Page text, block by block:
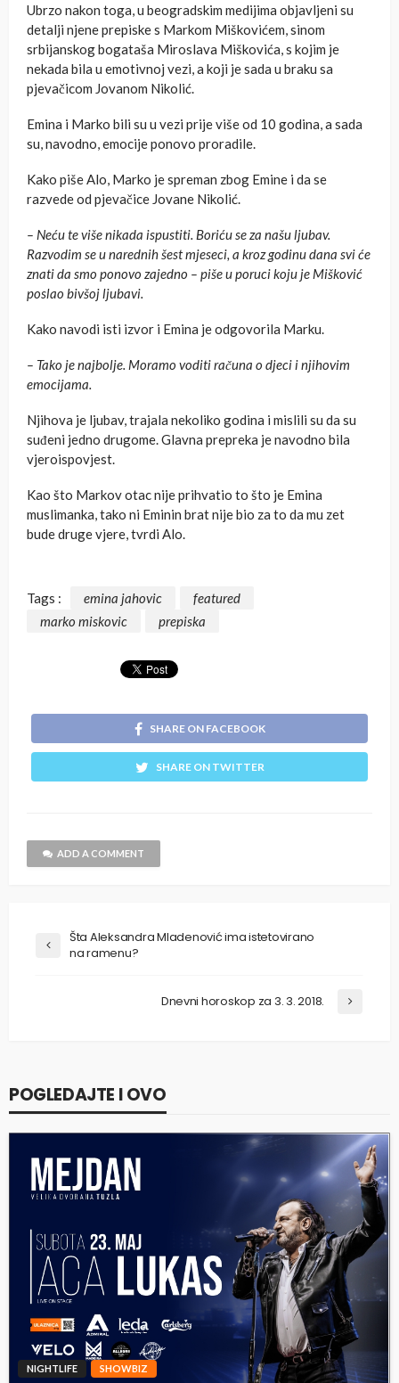
Ubrzo nakon toga, u beogradskim medijima objavljeni su
detalji njene prepiske s Markom Miškovićem, sinom
srbijanskog bogataša Miroslava Miškovića, s kojim je
nekada bila u emotivnoj vezi, a koji je sada u braku sa
pjevačicom Jovanom Nikolić.
Emina i Marko bili su u vezi prije više od 10 godina, a sada
su, navodno, emocije ponovo proradile.
Kako piše Alo, Marko je spreman zbog Emine i da se
razvede od pjevačice Jovane Nikolić.
– Neću te više nikada ispustiti. Boriću se za našu ljubav.
Razvodim se u narednih šest mjeseci, a kroz godinu dana svi će
znati da smo ponovo zajedno – piše u poruci koju je Mišković
poslao bivšoj ljubavi.
Kako navodi isti izvor i Emina je odgovorila Marku.
– Tako je najbolje. Moramo voditi računa o djeci i njihovim
emocijama.
Njihova je ljubav, trajala nekoliko godina i mislili su da su
suđeni jedno drugome. Glavna prepreka je navodno bila
vjeroispovjest.
Kao što Markov otac nije prihvatio to što je Emina
muslimanka, tako ni Eminin brat nije bio za to da mu zet
bude druge vjere, tvrdi Alo.
Tags : emina jahovic
featured
marko miskovic
prepiska
SHARE ON FACEBOOK
SHARE ON TWITTER
ADD A COMMENT
Šta Aleksandra Mladenović ima istetovirano
na ramenu?
Dnevni horoskop za 3. 3. 2018.
POGLEDAJTE I OVO
NIGHTLIFE SHOWBIZ